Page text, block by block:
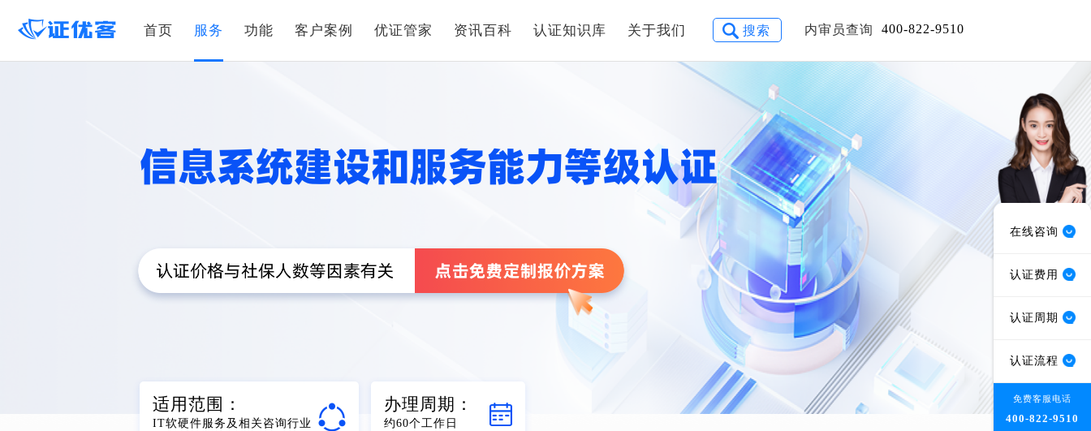
在线咨询
认证费用
认证周期
认证流程
免费客服电话
400-822-9510
首页 服务 功能 客户案例 优证管家 资讯百科 认证知识库 关于我们 搜索 内审员查询 400-822-9510
适用范围：
IT软硬件服务及相关咨询行业
办理周期：
约60个工作日